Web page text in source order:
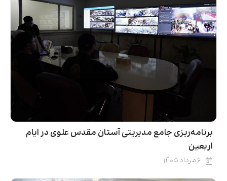
برنامه‌ریزی جامع مدیریتی آستان مقدس علوی در ایام
اربعین
۶ مرداد ۱۴۰۵